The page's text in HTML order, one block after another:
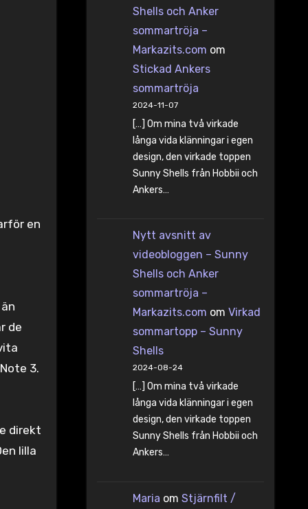
en
de
3.
direkt
lilla
Shells och Anker
sommartröja –
Markazits.com om
Stickad Ankers
sommartröja
2024-11-07
[…] Om mina två virkade
långa vida klänningar i egen
design, den virkade toppen
Sunny Shells från Hobbii och
Ankers…
Nytt avsnitt av
videobloggen – Sunny
Shells och Anker
sommartröja –
Markazits.com om Virkad
sommartopp – Sunny
Shells
2024-08-24
[…] Om mina två virkade
långa vida klänningar i egen
design, den virkade toppen
Sunny Shells från Hobbii och
Ankers…
Maria om Stjärnfilt /